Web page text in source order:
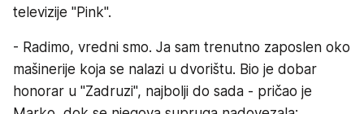
televizije "Pink".
- Radimo, vredni smo. Ja sam trenutno zaposlen oko
mašinerije koja se nalazi u dvorištu. Bio je dobar
honorar u "Zadruzi", najbolji do sada - pričao je